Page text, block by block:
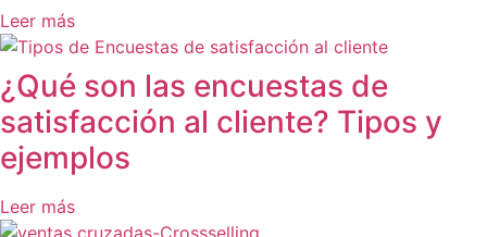
Leer más
¿Qué son las encuestas de
satisfacción al cliente? Tipos y
ejemplos
Leer más